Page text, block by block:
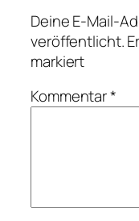
Deine E-Mail-
veröffentlicht.
markiert
Kommentar*